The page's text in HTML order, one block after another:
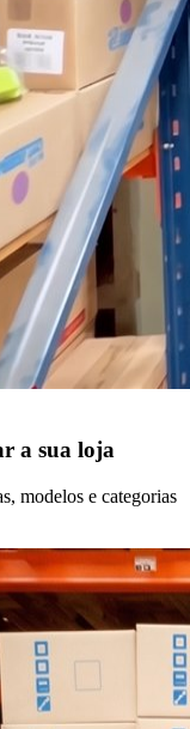
a sua loja
modelos e categorias